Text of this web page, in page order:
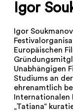
Igor
Igor
Europäischen
Unabhängigen
Studiums an
ehrenamtlich
Internationalen
„Tatiana“